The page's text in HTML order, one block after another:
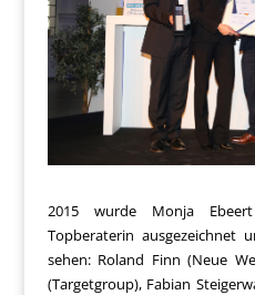
2015 wurde Monja
Topberaterin ausgezeichnet
sehen: Roland Finn (Neue
(Targetgroup), Fabian